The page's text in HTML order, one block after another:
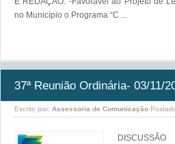
no Município o Programa “C ...
37ª Reunião Ordinária- 03/11/
Escrito por: Assessoria de Comunicação